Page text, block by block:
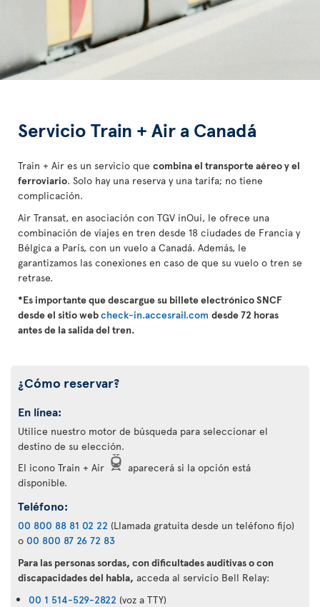
Servicio Train + Air a Canadá
Train + Air es un servicio que combina el transporte aéreo y el
ferroviario. Solo hay una reserva y una tarifa; no tiene
complicación.
Air Transat, en asociación con TGV inOui, le ofrece una
combinación de viajes en tren desde 18 ciudades de Francia y
Bélgica a París, con un vuelo a Canadá. Además, le
garantizamos las conexiones en caso de que su vuelo o tren se
retrase.
*Es importante que descargue su billete electrónico SNCF
desde el sitio webcheck-in.accesrail.com desde 72 horas
antes de la salida del tren.
¿Cómo reservar?
En línea:
Utilice nuestro motor de búsqueda para seleccionar el
destino de su elección.
El icono Train + Air
aparecerá si la opción está
disponible.
Teléfono:
00 800 88 81 02 22 (Llamada gratuita desde un teléfono fijo)
o 00 800 87 26 72 83
Para las personas sordas, con dificultades auditivas o con
discapacidades del habla, acceda al servicio Bell Relay:
00 1 514-529-2822 (voz a TTY)